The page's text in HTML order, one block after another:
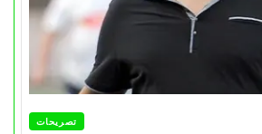
تصريحات